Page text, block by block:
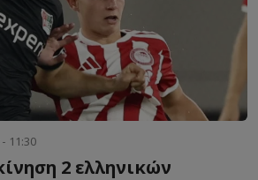
11:30
2 ελληνικών